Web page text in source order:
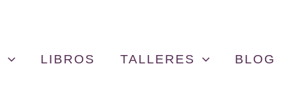
LIBROS TALLERES BLOG